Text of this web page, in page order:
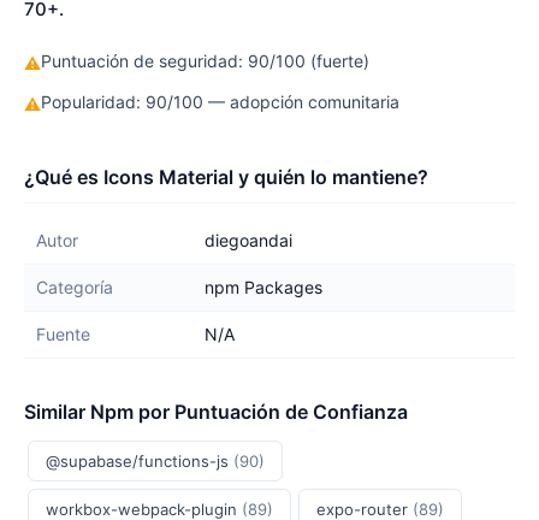
70+.
⚠Puntuación de seguridad: 90/100 (fuerte)
⚠Popularidad: 90/100 — adopción comunitaria
¿Qué es Icons Material y quién lo mantiene?
Autor diegoandai
Categoría npm Packages
Fuente N/A
Similar Npm por Puntuación de Confianza
@supabase/functions-js (90)
workbox-webpack-plugin (89) expo-router (89)